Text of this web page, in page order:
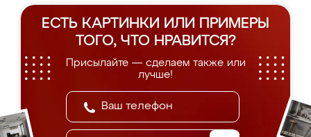
ЕСТЬ КАРТИНКИ ИЛИ ПРИМЕРЫ
ТОГО, ЧТО НРАВИТСЯ?
Присылайте — сделаем также или
лучше!